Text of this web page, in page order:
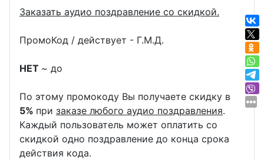
Заказать аудио поздравление со скидкой.
ПромоКод / действует - Г.М.Д.
НЕТ ~ до
По этому промокоду Вы получаете скидку в
5% при заказе любого аудио поздравления.
Каждый пользователь может оплатить со
скидкой одно поздравление до конца срока
действия кода.